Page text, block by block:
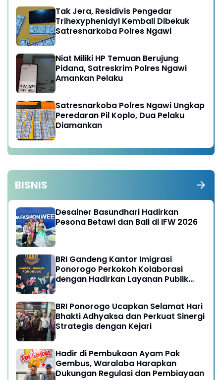
Tak Jera, Residivis Pengedar
Trihexyphenidyl Kembali Dibekuk
Satresnarkoba Polres Ngawi
Niat Miliki HP Temuan Berujung
Pidana, Satreskrim Polres Ngawi
Amankan Pelaku
Satresnarkoba Polres Ngawi Ungkap
Peredaran Pil Koplo, Dua Pelaku
Diamankan
BISNIS
Desainer Basundhari Hadirkan
Pesona Betawi dan Bali di IFW 2026
BRI Gandeng Kantor Imigrasi
Ponorogo Perkokoh Kolaborasi
dengan Hadirkan Layanan Publik
BRI Ponorogo Ucapkan Selamat Hari
Bhakti Adhyaksa dan Perkuat Sinergi
Strategis dengan Kejari
Hadir di Pembukaan Ayam Pak
Gembus, Waralaba Harapkan
Dukungan Regulasi dan Pembiayaan